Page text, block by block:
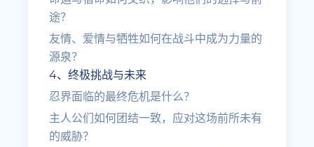
途？
友情、爱情与牺牲如何在战斗中成为力量的
源泉？
4、终极挑战与未来
忍界面临的最终危机是什么？
主人公们如何团结一致，应对这场前所未有
的威胁？